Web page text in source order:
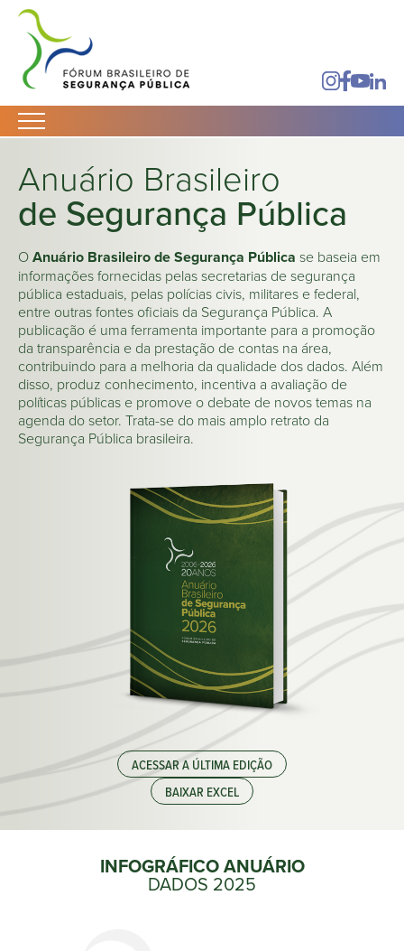
Anuário Brasileiro
de Segurança Pública
OAnuário Brasileiro de Segurança Pública se baseia em
informações fornecidas pelas secretarias de segurança
pública estaduais, pelas polícias civis, militares e federal,
entre outras fontes oficiais da Segurança Pública. A
publicação é uma ferramenta importante para a promoção
da transparência e da prestação de contas na área,
contribuindo para a melhoria da qualidade dos dados. Além
disso, produz conhecimento, incentiva a avaliação de
políticas públicas e promove o debate de novos temas na
agenda do setor. Trata-se do mais amplo retrato da
Segurança Pública brasileira.
ACESSAR A ÚLTIMA EDIÇÃO
BAIXAR EXCEL
INFOGRÁFICO ANUÁRIO
DADOS 2025